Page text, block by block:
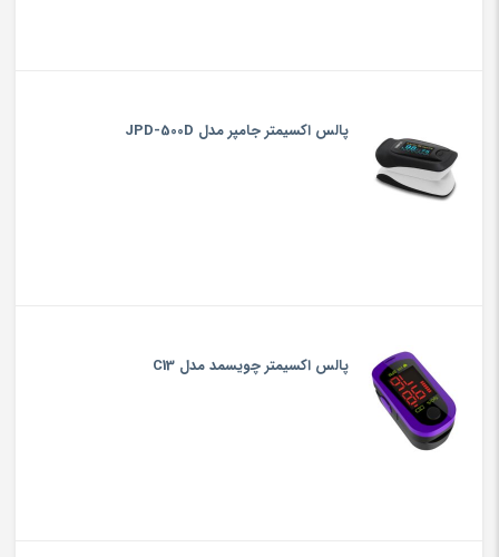
پالس اکسیمتر جامپر مدل JPD-500D
پالس اکسیمتر چویسمد مدل C13